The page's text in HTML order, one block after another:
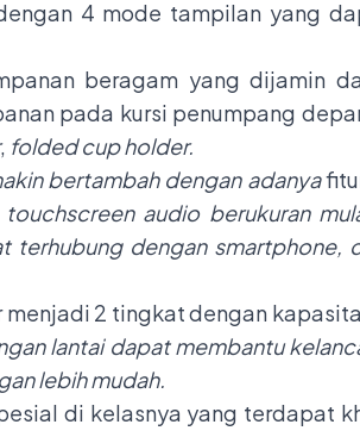
4 mode tampilan yang
beragam yang dijamin
pada kursi penumpang
, folded cup holder.
bertambah dengan adanya
audio berukuran
terhubung dengan smartphone,
menjadi 2 tingkatdengan
lantai dapat membantu
lebih mudah.
di kelasnya yang terdapat